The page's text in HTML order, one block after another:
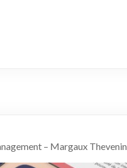
– Margaux Thevenin